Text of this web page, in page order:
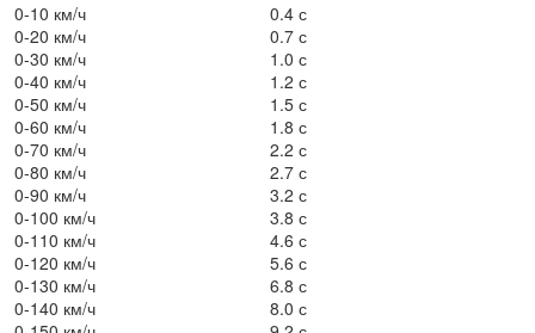
0-10 км/ч
0.4 с
0-20 км/ч
0.7 с
0-30 км/ч
1.0 с
0-40 км/ч
1.2 с
0-50 км/ч
1.5 с
0-60 км/ч
1.8 с
0-70 км/ч
2.2 с
0-80 км/ч
2.7 с
0-90 км/ч
3.2 с
0-100 км/ч
3.8 с
0-110 км/ч
4.6 с
0-120 км/ч
5.6 с
0-130 км/ч
6.8 с
0-140 км/ч
8.0 с